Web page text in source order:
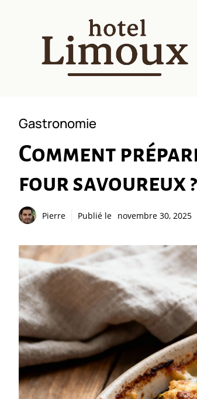
Gastronomie
Comment
four savoureux ?
Pierre Publié le novembre 30, 2025